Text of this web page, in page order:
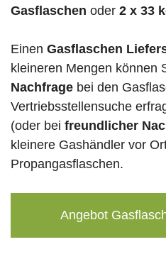
Gasflaschen oder 2 x 33
Einen Gasflaschen
kleineren Mengen können
Nachfrage bei den
Vertriebsstellensuche
(oder bei freundlicher
kleinere Gashändler vor
Propangasflaschen.
Angebot